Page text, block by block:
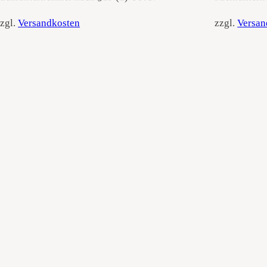
Versandkosten zzgl.